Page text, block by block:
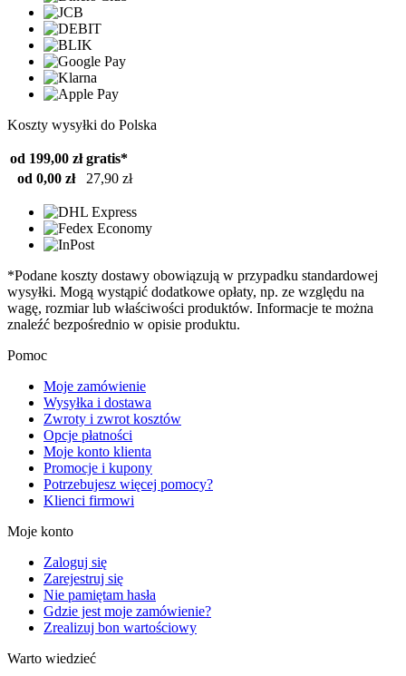
Koszty wysyłki do Polska
od 199,00 zł gratis*
od 0,00 zł
27,90 zł
*Podane koszty dostawy obowiązują w przypadku standardowej
wysyłki. Mogą wystąpić dodatkowe opłaty, np. ze względu na
wagę, rozmiar lub właściwości produktów. Informacje te można
znaleźć bezpośrednio w opisie produktu.
Pomoc
Moje zamówienie
Wysyłka i dostawa
Zwroty i zwrot kosztów
Opcje płatności
Moje konto klienta
Promocje i kupony
Potrzebujesz więcej pomocy?
Klienci firmowi
Moje konto
Zaloguj się
Zarejestruj się
Nie pamiętam hasła
Gdzie jest moje zamówienie?
Zrealizuj bon wartościowy
Warto wiedzieć